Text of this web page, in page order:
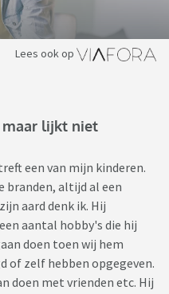
Lees ook op
lijkt niet
een van mijn kinderen.
branden, altijd al een
aard denk ik. Hij
aantal hobby's die hij
doen toen wij hem
of zelf hebben opgegeven.
doen met vrienden etc. Hij